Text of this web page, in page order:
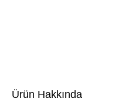
Ürün Hakkında